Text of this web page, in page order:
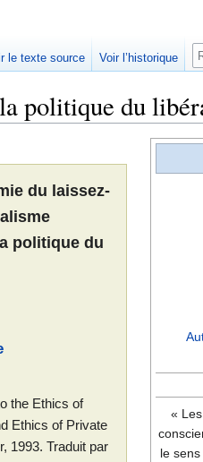
politique du
«
le
du laissez-
politique du
the Ethics of
Ethics of Private
1993. Traduit par
le texte source Voir l’historique